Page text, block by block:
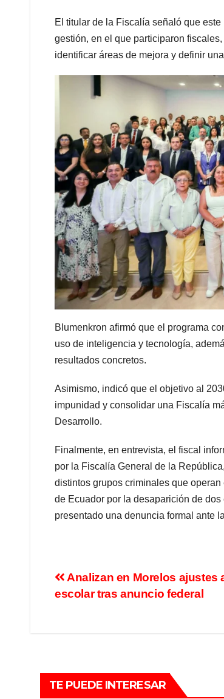
El titular de la Fiscalía señaló que
gestión, en el que participaron
identificar áreas de mejora y definir
Blumenkron afirmó que el programa
uso de inteligencia y tecnología,
resultados concretos.
Asimismo, indicó que el objetivo al
impunidad y consolidar una Fiscalía
Desarrollo.
Finalmente, en entrevista, el fiscal
por la Fiscalía General de la
distintos grupos criminales que
de Ecuador por la desaparición de
presentado una denuncia formal ante
Analizan en Morelos ajustes
escolar tras anuncio federal
TE PUEDE INTERESAR